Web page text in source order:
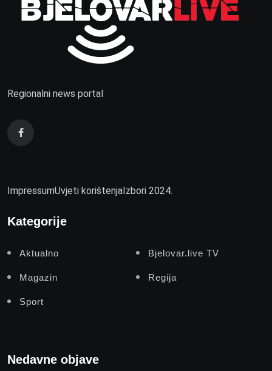
Regionalni news portal
ImpressumUvjeti korištenjaIzbori 2024.
Kategorije
Aktualno Bjelovar.live TV
Magazin Regija
Sport
Nedavne objave